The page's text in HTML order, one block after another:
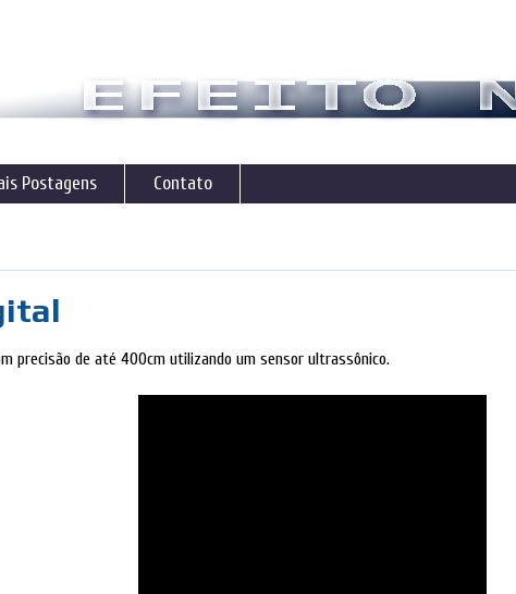
Postagens Contato
precisão de até 400cm utilizando um sensor ultrassônico.